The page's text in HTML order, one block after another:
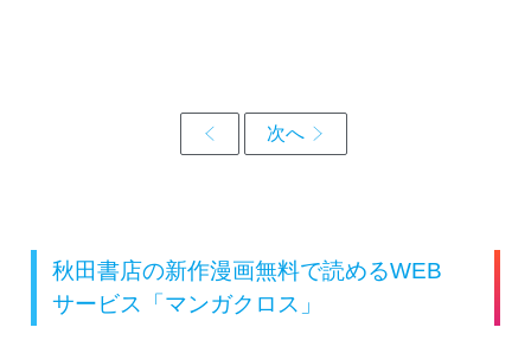
秋田書店の新作漫画無料で読めるWEB
サービス「マンガクロス」